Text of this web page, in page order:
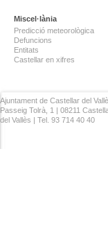
Miscel·lània
Predicció meteorològica
Defuncions
Entitats
Castellar en xifres
Ajuntament de Castellar del
Passeig Tolrà, 1 | 08211
del Vallès | Tel. 93 714 40 40